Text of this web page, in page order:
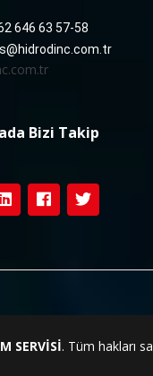
646 63 57-58
Bizi Takip
SERVİSİ. Tüm hakları